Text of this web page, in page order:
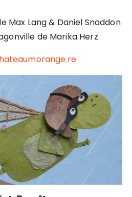
Max Lang & Daniel Snaddon
de Marika Herz